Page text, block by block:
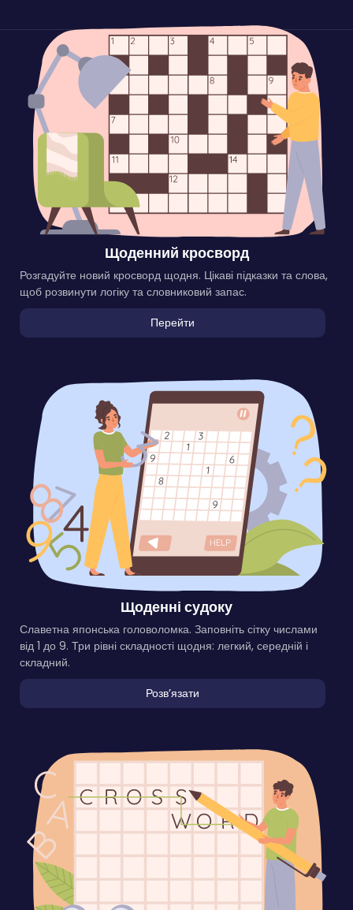
Щоденний кросворд
Розгадуйте новий кросворд щодня. Цікаві підказки та слова,
щоб розвинути логіку та словниковий запас.
Перейти
Щоденні судоку
Славетна японська головоломка. Заповніть сітку числами
від 1 до 9. Три рівні складності щодня: легкий, середній і
складний.
Розвʼязати